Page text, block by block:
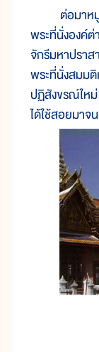
ต่อมาหมู่พ
พระที่นั่งองค์ต่
จักรีมหาปรา
พระที่นั่งสมมติ
ปฏิสังขรณ์ให
ได้ใช้สอยมาจ